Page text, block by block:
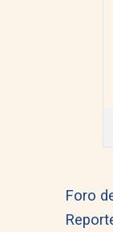
Foro